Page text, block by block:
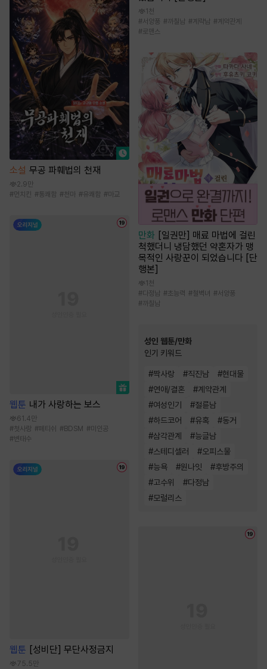
소설 무공 파훼법의 천재
2.9만
#먼치킨 #통쾌함 #천마 #유쾌함 #마교
웹툰 내가 사랑하는 보스
61.4만
#첫사랑 #페티쉬 #BDSM #미인공
#변태수
웹툰 [성비단] 무단사정금지
75.5만
1천
#서양풍 #까칠남 #계략남 #계약관계
#로맨스
만화
[일권만] 매료 마법에 걸린
척했더니 냉담했던 약혼자가 맹
목적인 사랑꾼이 되었습니다 [단
행본]
1천
#다정남 #초능력 #철벽녀 #서양풍
#까칠남
성인 웹툰/만화
인기 키워드
#짝사랑 #직진남 #현대물
#연애/결혼 #계약관계
#여성인기 #절륜남
#하드코어 #유혹 #동거
#삼각관계 #능글남
#스테디셀러 #오피스물
#능욕 #원나잇 #후방주의
#고수위 #다정남
#모럴리스